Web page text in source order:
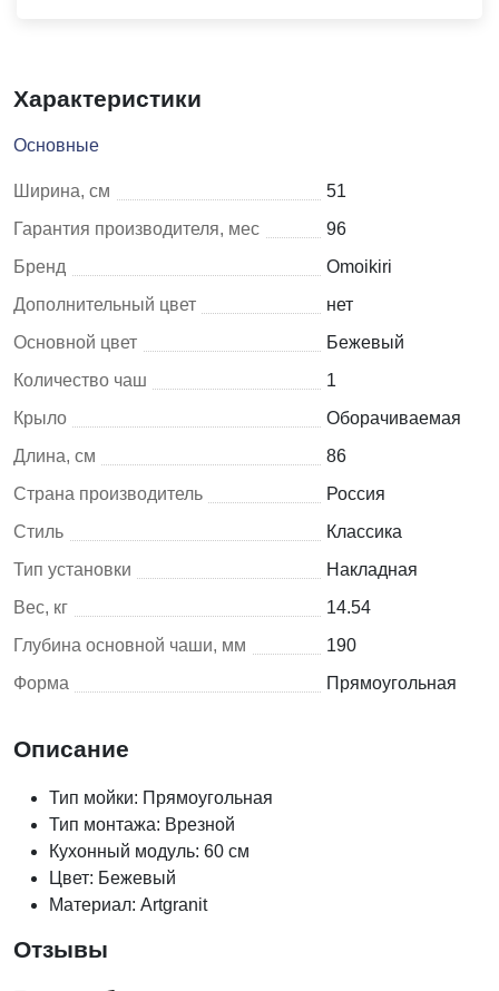
Характеристики
Основные
Ширина, см
51
Гарантия производителя, мес
96
Бренд
Omoikiri
Дополнительный цвет
нет
Основной цвет
Бежевый
Количество чаш
1
Крыло
Оборачиваемая
Длина, см
86
Страна производитель
Россия
Стиль
Классика
Тип установки
Накладная
Вес, кг
14.54
Глубина основной чаши, мм
190
Форма
Прямоугольная
Описание
Тип мойки: Прямоугольная
Тип монтажа: Врезной
Кухонный модуль: 60 см
Цвет: Бежевый
Материал: Artgranit
Отзывы